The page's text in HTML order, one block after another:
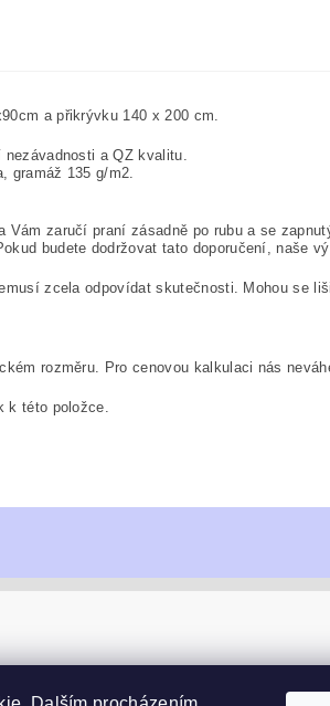
a přikrývku 140 x 200 cm.
a QZ kvalitu.
gramáž 135 g/m2.
Vám zaručí praní zásadně po rubu a se
budete dodržovat tato doporučení, naše
zcela odpovídat skutečnosti. Mohou se
rozměru. Pro cenovou kalkulaci nás
k této položce.